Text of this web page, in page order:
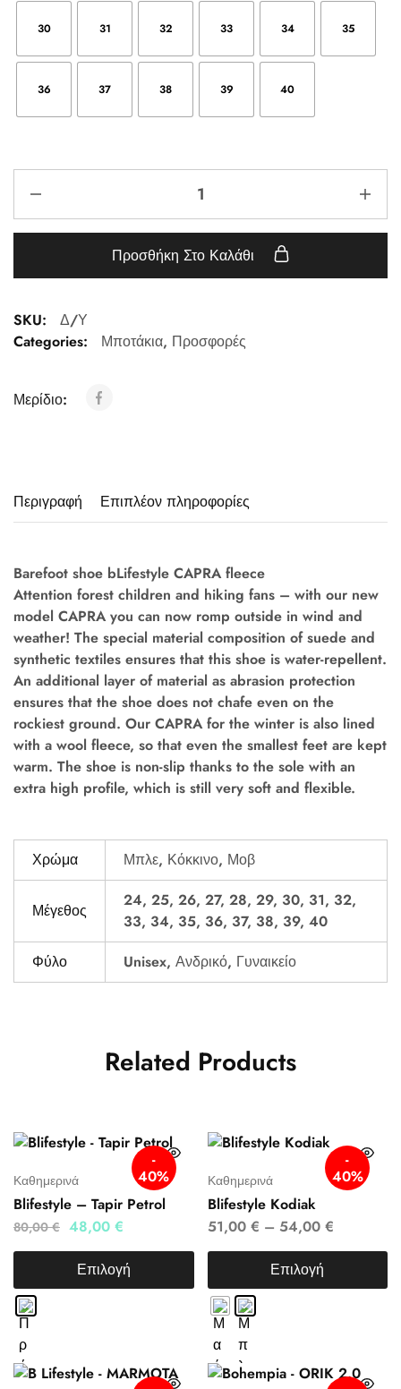
30 31 32 33 34 35
36 37 38 39 40
Προσθήκη Στο Καλάθι
SKU:
Δ/Υ
Categories:
Μποτάκια, Προσφορές
Μερίδιο:
Περιγραφή Επιπλέον πληροφορίες
Barefoot shoe bLifestyle CAPRA fleece
Attention forest children and hiking fans – with our new
model CAPRA you can now romp outside in wind and
weather! The special material composition of suede and
synthetic textiles ensures that this shoe is water-repellent.
An additional layer of material as abrasion protection
ensures that the shoe does not chafe even on the
rockiest ground. Our CAPRA for the winter is also lined
with a wool fleece, so that even the smallest feet are kept
warm. The shoe is non-slip thanks to the sole with an
extra high profile, which is still very soft and flexible.
Χρώμα Μπλε, Κόκκινο, Μοβ
Μέγεθος
24, 25, 26, 27, 28, 29, 30, 31, 32,
33, 34, 35, 36, 37, 38, 39, 40
Φύλο
Unisex, Ανδρικό, Γυναικείο
Related Products
-
40%
Καθημερινά
Blifestyle – Tapir Petrol
80,00€ 48,00 €
Επιλογή
-
40%
Καθημερινά
Blifestyle Kodiak
51,00 € – 54,00 €
Επιλογή